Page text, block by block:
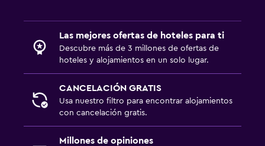
Las mejores ofertas de hoteles para ti
Descubre más de 3 millones de ofertas de
hoteles y alojamientos en un solo lugar.
CANCELACIÓN GRATIS
Usa nuestro filtro para encontrar alojamientos
con cancelación gratis.
Millones de opiniones